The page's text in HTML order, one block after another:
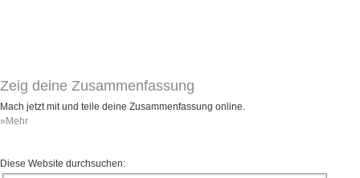
Aktive Forenbeiträge
Dies ist das Forum um neue Funktionen und Information zu Wünschen
Regeln (Bitte vor dem posten lesen)
Zeig deine Zusammenfassung
Mach jetzt mit und teile deine Zusammenfassung online.
»Mehr
Diese Website durchsuchen: